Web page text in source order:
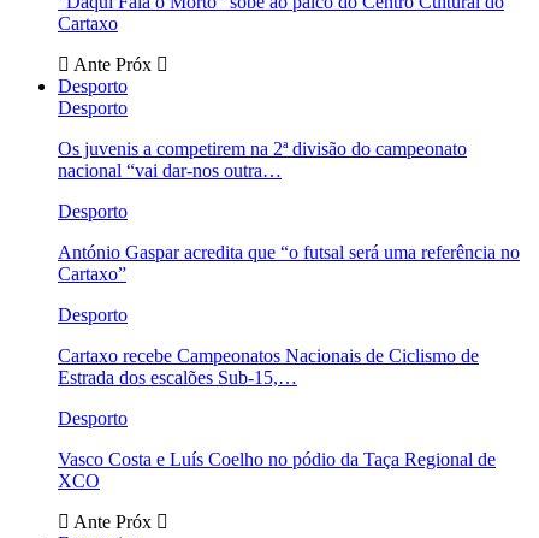
Cartaxo
Ante Próx
Desporto
Desporto
Os juvenis a competirem na 2ª divisão do campeonato
nacional “vai dar-nos outra…
Desporto
António Gaspar acredita que “o futsal será uma referência no
Cartaxo”
Desporto
Cartaxo recebe Campeonatos Nacionais de Ciclismo de
Estrada dos escalões Sub-15,…
Desporto
Vasco Costa e Luís Coelho no pódio da Taça Regional de
XCO
Ante Próx